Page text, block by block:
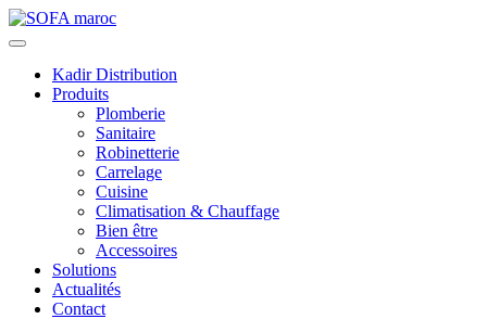
Kadir Distribution
Produits
Plomberie
Sanitaire
Robinetterie
Carrelage
Cuisine
Climatisation & Chauffage
Bien être
Accessoires
Solutions
Actualités
Contact